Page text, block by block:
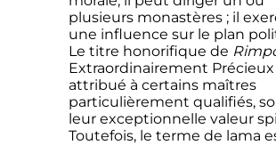
plusieurs monastères ; il
une influence sur le plan
Le titre honorifique de
Extraordinairement Précieux
attribué à certains maîtres
particulièrement qualifiés,
leur exceptionnelle valeur
Toutefois, le terme de lama